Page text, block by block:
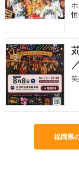
3
福岡県